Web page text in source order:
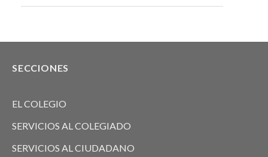
SECCIONES
EL COLEGIO
SERVICIOS AL COLEGIADO
SERVICIOS AL CIUDADANO